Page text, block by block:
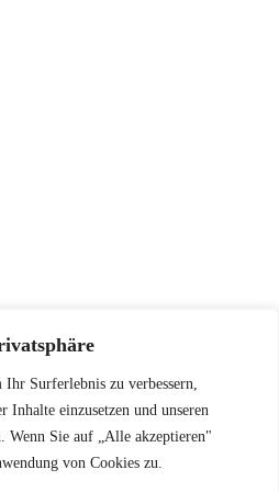
Surferlebnis zu verbessern,
Inhalte einzusetzen und unseren
Wenn Sie auf „Alle akzeptieren"
von Cookies zu.